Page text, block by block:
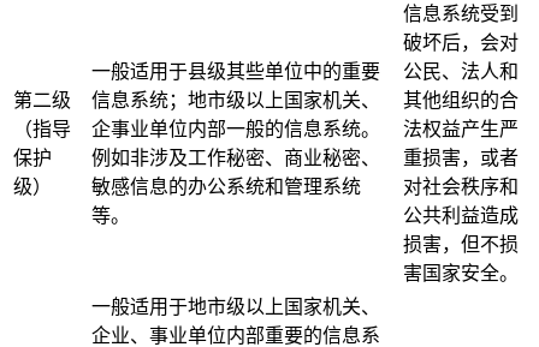
第二级
（指导
保护
级）
一般适用于县级其些单位中的重要
信息系统；地市级以上国家机关、
企事业单位内部一般的信息系统。
例如非涉及工作秘密、商业秘密、
敏感信息的办公系统和管理系统
等。
信息系统受到
破坏后，会对
公民、法人和
其他组织的合
法权益产生严
重损害，或者
对社会秩序和
公共利益造成
损害，但不损
害国家安全。
一般适用于地市级以上国家机关、
企业、事业单位内部重要的信息系